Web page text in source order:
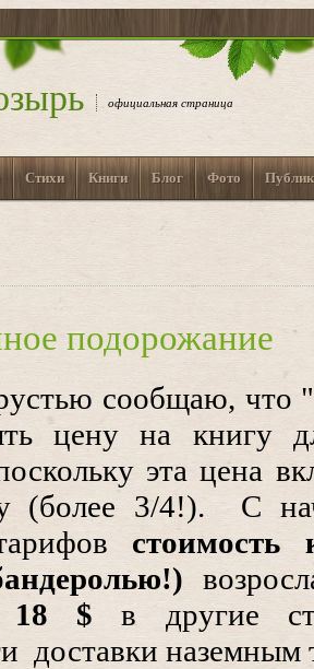
официальная страница
Стихи Книги Блог Фото
подорожание
сообщаю, что
цену на книгу
эта цена
(более 3/4!). С
стоимость
18 $в другие
доставки наземным